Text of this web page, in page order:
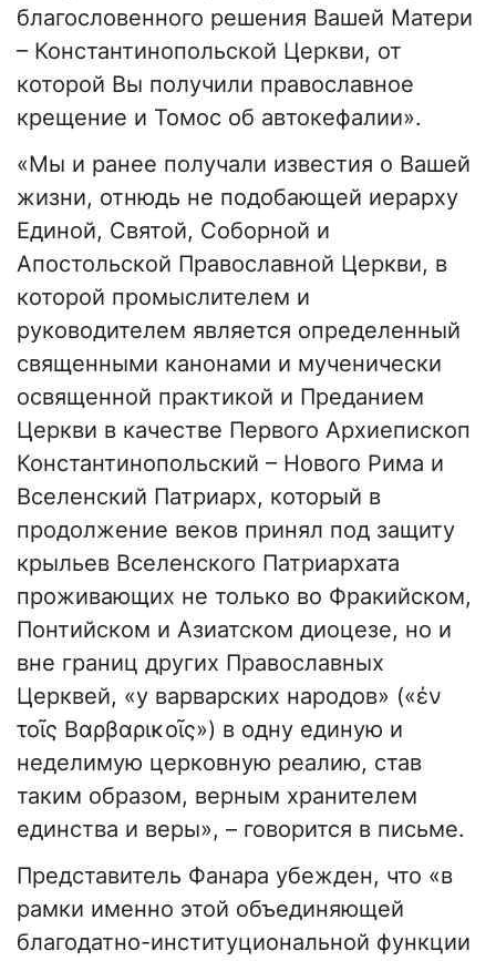
благословенного решения Вашей Матери
– Константинопольской Церкви, от
которой Вы получили православное
крещение и Томос об автокефалии».
«Мы и ранее получали известия о Вашей
жизни, отнюдь не подобающей иерарху
Единой, Святой, Соборной и
Апостольской Православной Церкви, в
которой промыслителем и
руководителем является определенный
священными канонами и мученически
освященной практикой и Преданием
Церкви в качестве Первого Архиепископ
Константинопольский – Нового Рима и
Вселенский Патриарх, который в
продолжение веков принял под защиту
крыльев Вселенского Патриархата
проживающих не только во Фракийском,
Понтийском и Азиатском диоцезе, но и
вне границ других Православных
Церквей, «у варварских народов» («ἐν
τοῖς Βαρβαρικοῖς») в одну единую и
неделимую церковную реалию, став
таким образом, верным хранителем
единства и веры», – говорится в письме.
Представитель Фанара убежден, что «в
рамки именно этой объединяющей
благодатно-институциональной функции